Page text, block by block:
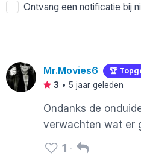
Ontvang een notificatie bij
Mr.Movies6 🏆
3 • 5 jaar geleden
Ondanks de
verwachten wat er
1